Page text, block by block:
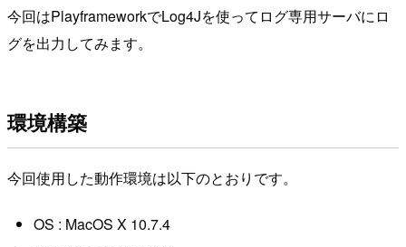
今回はPlayframeworkでLog4Jを使ってログ専用サーバにロ
グを出力してみます。
環境構築
今回使用した動作環境は以下のとおりです。
OS : MacOS X 10.7.4